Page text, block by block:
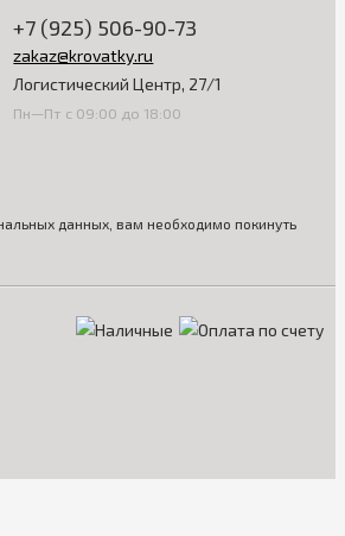
+7 (925) 506-90-73
zakaz@krovatky.ru
Логистический Центр, 27/1
Пн—Пт с 09:00 до 18:00
данных, вам необходимо покинуть